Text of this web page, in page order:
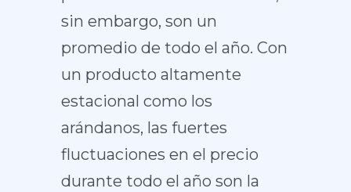
sin embargo, son un
promedio de todo el año. Con
un producto altamente
estacional como los
arándanos, las fuertes
fluctuaciones en el precio
durante todo el año son la